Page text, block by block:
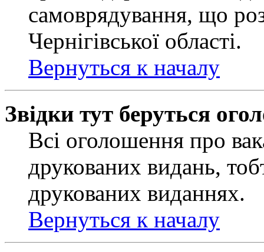
самоврядування, що
Чернігівської області.
Вернуться к началу
Звідки тут беруться
Всі оголошення про
друкованих видань,
друкованих виданнях.
Вернуться к началу